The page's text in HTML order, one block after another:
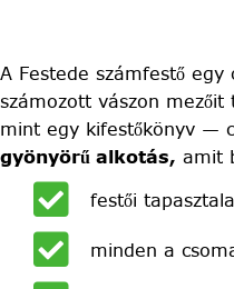
A Festede számfestő
számozott vászon
mint egy kifestőkönyv —
gyönyörű alkotás, amit
festői
minden a